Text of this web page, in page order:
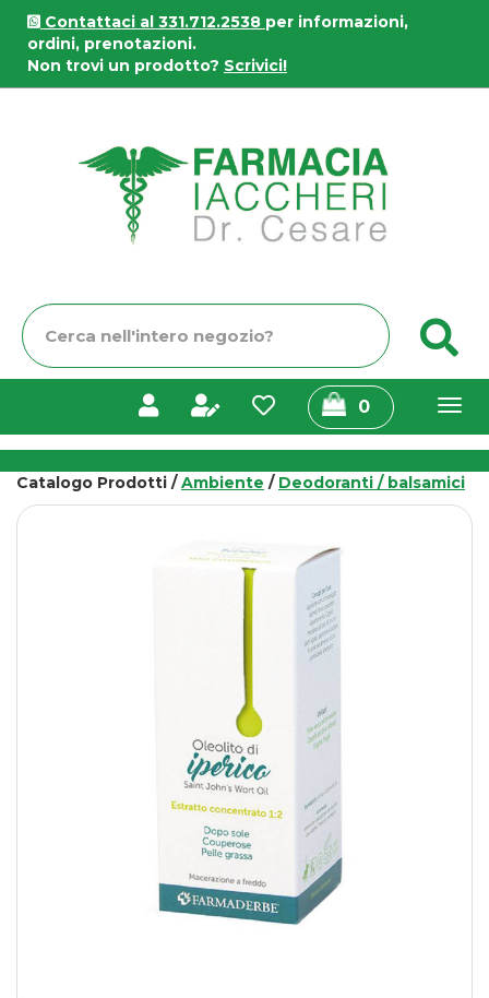
Passa
contenuto
principale
Contattaci al 331.712.2538 per informazioni,
ordini, prenotazioni.
Non trovi un prodotto? Scrivici!
Cerca
Prodotto
0prodotti
inseriti
Catalogo Prodotti /Ambiente / Deodoranti / balsamici